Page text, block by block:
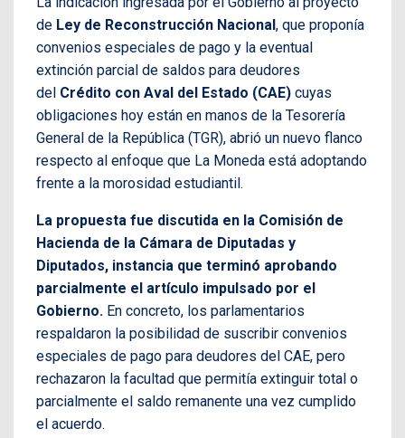
de Ley de Reconstrucción Nacional , que proponía
convenios especiales de pago y la eventual
extinción parcial de saldos para deudores
del Crédito con Aval del Estado (CAE) cuyas
obligaciones hoy están en manos de la Tesorería
General de la República (TGR), abrió un nuevo flanco
respecto al enfoque que La Moneda está adoptando
frente a la morosidad estudiantil.
La propuesta fue discutida en la Comisión de
Hacienda de la Cámara de Diputadas y
Diputados, instancia que terminó aprobando
parcialmente el artículo impulsado por el
Gobierno. En concreto, los parlamentarios
respaldaron la posibilidad de suscribir convenios
especiales de pago para deudores del CAE, pero
rechazaron la facultad que permitía extinguir total o
parcialmente el saldo remanente una vez cumplido
el acuerdo.